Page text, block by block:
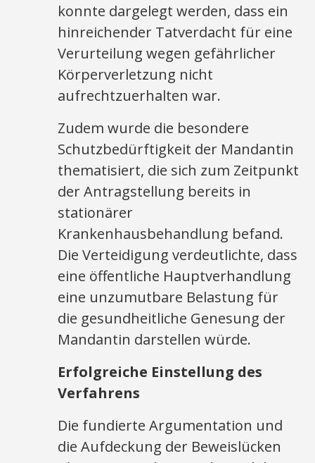
konnte dargelegt werden, dass ein
hinreichender Tatverdacht für eine
Verurteilung wegen gefährlicher
Körperverletzung nicht
aufrechtzuerhalten war.
Zudem wurde die besondere
Schutzbedürftigkeit der Mandantin
thematisiert, die sich zum Zeitpunkt
der Antragstellung bereits in
stationärer
Krankenhausbehandlung befand.
Die Verteidigung verdeutlichte, dass
eine öffentliche Hauptverhandlung
eine unzumutbare Belastung für
die gesundheitliche Genesung der
Mandantin darstellen würde.
Erfolgreiche Einstellung des
Verfahrens
Die fundierte Argumentation und
die Aufdeckung der Beweislücken